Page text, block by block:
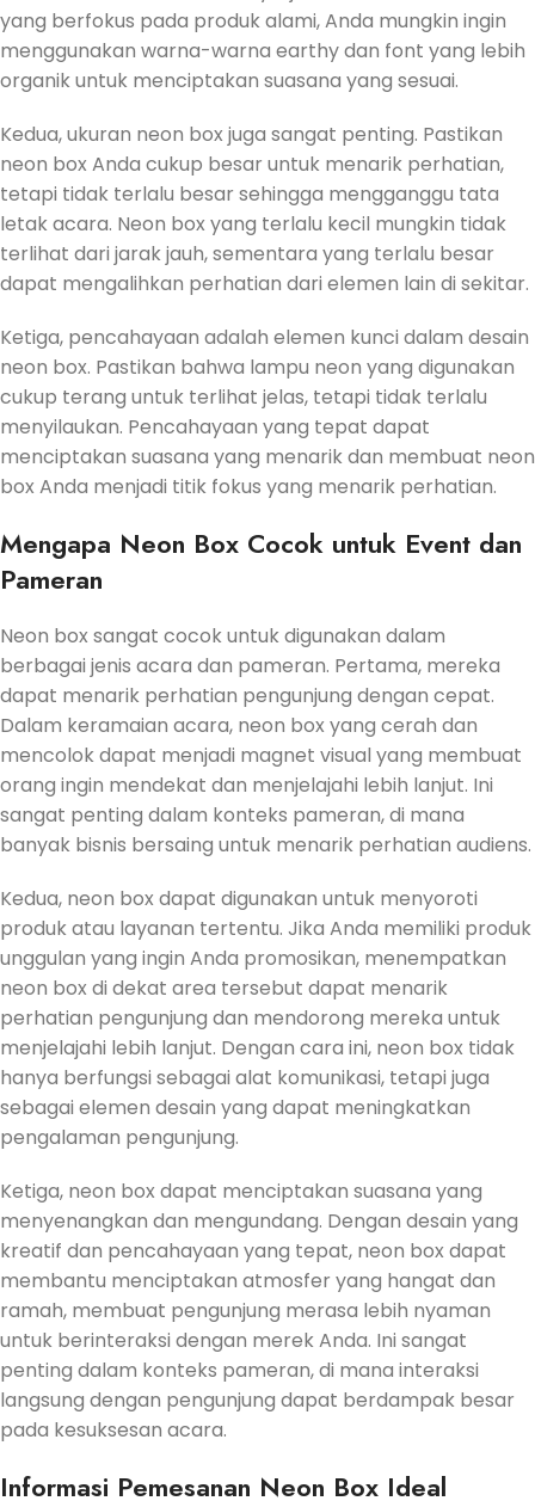
yang berfokus pada produk alami, Anda mungkin ingin
menggunakan warna-warna earthy dan font yang lebih
organik untuk menciptakan suasana yang sesuai.
Kedua, ukuran neon box juga sangat penting. Pastikan
neon box Anda cukup besar untuk menarik perhatian,
tetapi tidak terlalu besar sehingga mengganggu tata
letak acara. Neon box yang terlalu kecil mungkin tidak
terlihat dari jarak jauh, sementara yang terlalu besar
dapat mengalihkan perhatian dari elemen lain di sekitar.
Ketiga, pencahayaan adalah elemen kunci dalam desain
neon box. Pastikan bahwa lampu neon yang digunakan
cukup terang untuk terlihat jelas, tetapi tidak terlalu
menyilaukan. Pencahayaan yang tepat dapat
menciptakan suasana yang menarik dan membuat neon
box Anda menjadi titik fokus yang menarik perhatian.
Mengapa Neon Box Cocok untuk Event dan
Pameran
Neon box sangat cocok untuk digunakan dalam
berbagai jenis acara dan pameran. Pertama, mereka
dapat menarik perhatian pengunjung dengan cepat.
Dalam keramaian acara, neon box yang cerah dan
mencolok dapat menjadi magnet visual yang membuat
orang ingin mendekat dan menjelajahi lebih lanjut. Ini
sangat penting dalam konteks pameran, di mana
banyak bisnis bersaing untuk menarik perhatian audiens.
Kedua, neon box dapat digunakan untuk menyoroti
produk atau layanan tertentu. Jika Anda memiliki produk
unggulan yang ingin Anda promosikan, menempatkan
neon box di dekat area tersebut dapat menarik
perhatian pengunjung dan mendorong mereka untuk
menjelajahi lebih lanjut. Dengan cara ini, neon box tidak
hanya berfungsi sebagai alat komunikasi, tetapi juga
sebagai elemen desain yang dapat meningkatkan
pengalaman pengunjung.
Ketiga, neon box dapat menciptakan suasana yang
menyenangkan dan mengundang. Dengan desain yang
kreatif dan pencahayaan yang tepat, neon box dapat
membantu menciptakan atmosfer yang hangat dan
ramah, membuat pengunjung merasa lebih nyaman
untuk berinteraksi dengan merek Anda. Ini sangat
penting dalam konteks pameran, di mana interaksi
langsung dengan pengunjung dapat berdampak besar
pada kesuksesan acara.
Informasi Pemesanan Neon Box Ideal